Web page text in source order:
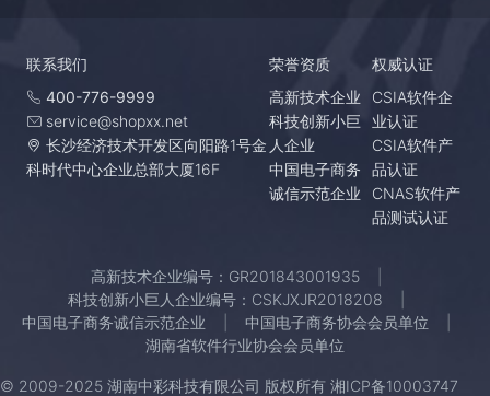
联系我们
400-776-9999
service@shopxx.net
长沙经济技术开发区向阳路1号金
科时代中心企业总部大厦16F
荣誉资质
高新技术企业
科技创新小巨
人企业
中国电子商务
诚信示范企业
权威认证
CSIA软件企
业认证
CSIA软件产
品认证
CNAS软件产
品测试认证
高新技术企业编号：GR201843001935
科技创新小巨人企业编号：CSKJXJR2018208
中国电子商务诚信示范企业
中国电子商务协会会员单位
湖南省软件行业协会会员单位
© 2009-2025 湖南中彩科技有限公司 版权所有 湘ICP备10003747